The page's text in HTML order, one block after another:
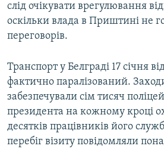
слід очікувати врегулювання
оскільки влада в Приштині не
переговорів.
Транспорт у Белграді 17 січня
фактично паралізований.
забезпечували сім тисяч
президента на кожному кроці
десятків працівників його
перебіг візиту повідомляли